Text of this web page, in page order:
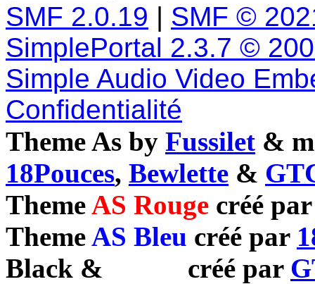
SMF 2.0.19 | SMF ©
SimplePortal 2.3.7 ©
Simple Audio Video
Confidentialité
Theme As by Fussilet &
18Pouces, Bewlette &
ThemeAS Rouge créé
ThemeAS Bleu créé par
Black & créé par